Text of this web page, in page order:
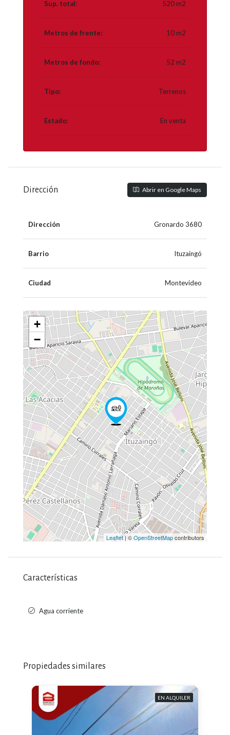
Sup. total: 520 m2
Metros de frente: 10 m2
Metros de fondo: 52 m2
Tipo: Terrenos
Estado: En venta
Dirección Abrir en Google Maps
Dirección Gronardo 3680
Barrio Ituzaingó
Ciudad Montevideo
+
−
Leaflet| ©OpenStreetMapcontributors
Características
Agua corriente
Propiedades similares
EN ALQUILER